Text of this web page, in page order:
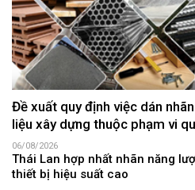
Đề xuất quy định việc dán
liệu xây dựng thuộc phạm vi
06/08/2026
Thái Lan hợp nhất nhãn năng
thiết bị hiệu suất cao